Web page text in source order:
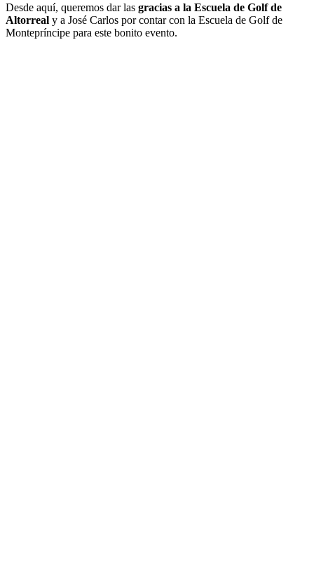
Desde aquí, queremos dar las gracias a la Escuela de Golf de
Altorreal y a José Carlos por contar con la Escuela de Golf de
Montepríncipe para este bonito evento.